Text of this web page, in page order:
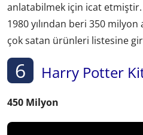
anlatabilmek için icat
1980 yılından beri 350
çok satan ürünleri listesine
6 Harry Potter
450 Milyon